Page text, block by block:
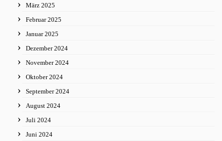
März 2025
Februar 2025
Januar 2025
Dezember 2024
November 2024
Oktober 2024
September 2024
August 2024
Juli 2024
Juni 2024